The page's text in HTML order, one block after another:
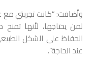
وأضافت: “كانت تجربتي مع
لمن يحتاجها، لأنها
الحفاظ على الشكل
عند الحاجة”.